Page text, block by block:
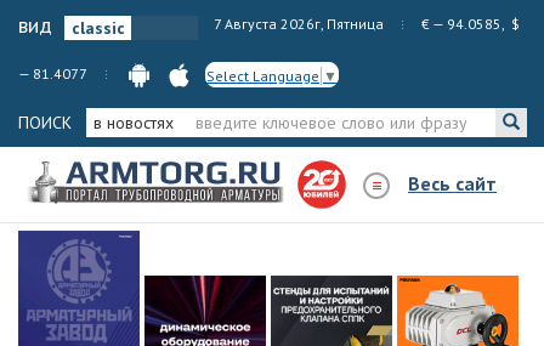
вид 7 Августа 2026г, Пятница € — 94.0585, $
— 81.4077 Select Language ▼
ПОИСК в новостях
Весь сайт